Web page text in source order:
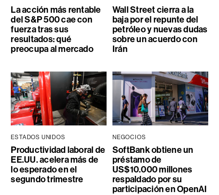
La acción más rentable
del S&P 500 cae con
fuerza tras sus
resultados: qué
preocupa al mercado
Wall Street cierra a la
baja por el repunte del
petróleo y nuevas dudas
sobre un acuerdo con
Irán
ESTADOS UNIDOS
Productividad laboral de
EE.UU. acelera más de
lo esperado en el
segundo trimestre
NEGOCIOS
SoftBank obtiene un
préstamo de
US$10.000 millones
respaldado por su
participación en OpenAI